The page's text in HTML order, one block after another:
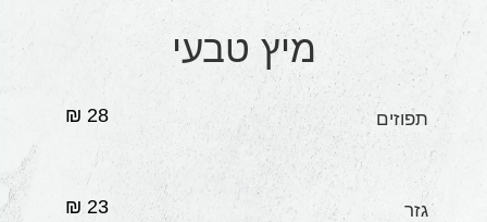
מיץ טבעי
תפוזים 28 ₪
גזר 23 ₪